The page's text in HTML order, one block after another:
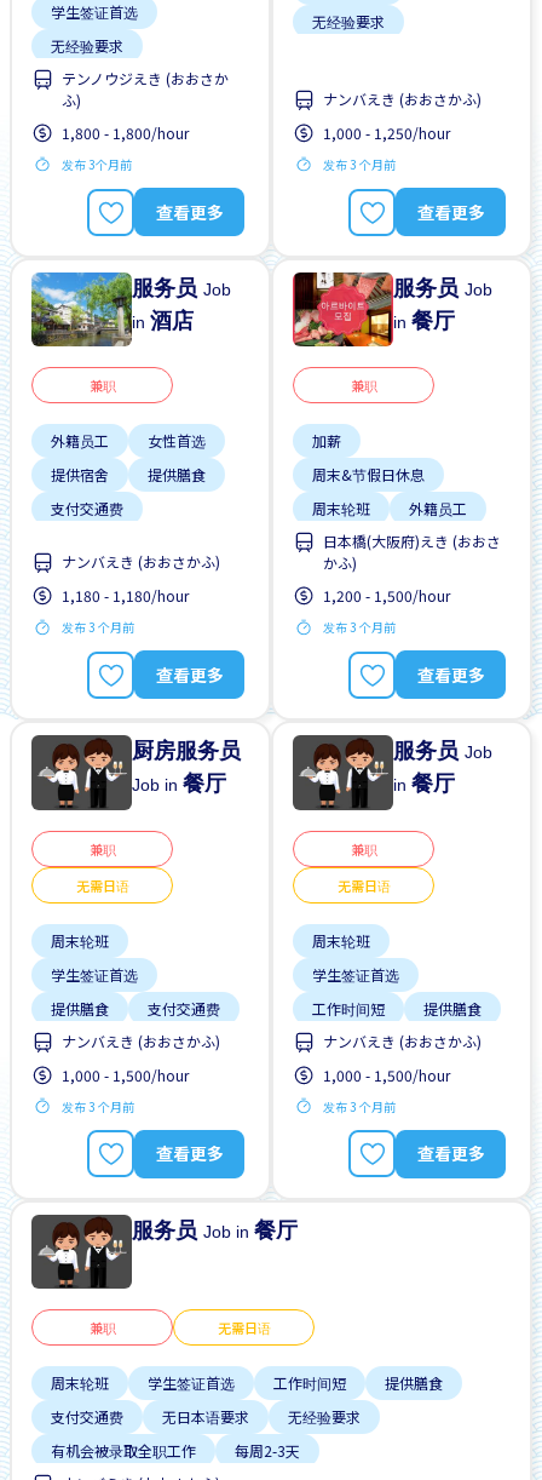
学生签证首选
无经验要求
有机会被录取全职工作
靠近车站
テンノウジえき (おおさか
ふ)
1,800 - 1,800/hour
发布 3个月前
查看更多
无经验要求
ナンバえき (おおさかふ)
1,000 - 1,250/hour
发布 3 个月前
查看更多
服务员Job
in酒店
兼职
外籍员工
女性首选
提供宿舍
提供膳食
支付交通费
ナンバえき (おおさかふ)
1,180 - 1,180/hour
发布 3 个月前
查看更多
服务员Job
in餐厅
兼职
加薪
周末&节假日休息
周末轮班
外籍员工
提供膳食
支付交通费
无经验要求
有机会被录取全职工作
日本橋(大阪府)えき (おおさ
かふ)
1,200 - 1,500/hour
发布 3 个月前
查看更多
厨房服务员
Job in餐厅
兼职
无需日语
周末轮班
学生签证首选
提供膳食
支付交通费
无日本语要求
有机会被录取全职工作
每周2-3天
预付工资
ナンバえき (おおさかふ)
1,000 - 1,500/hour
发布 3 个月前
查看更多
服务员Job
in餐厅
兼职
无需日语
周末轮班
学生签证首选
工作时间短
提供膳食
支付交通费
无日本语要求
无经验要求
有机会被录取全职工作
每周2-3天
ナンバえき (おおさかふ)
1,000 - 1,500/hour
发布 3 个月前
查看更多
服务员Job in餐厅
兼职 无需日语
周末轮班 学生签证首选 工作时间短
提供膳食
支付交通费
无日本语要求
无经验要求
有机会被录取全职工作
每周2-3天